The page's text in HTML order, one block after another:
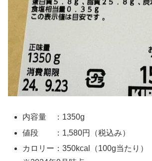
内容量 ：1350g
値段 ：1,580円（税込み）
カロリー：350kcal（100g当たり）